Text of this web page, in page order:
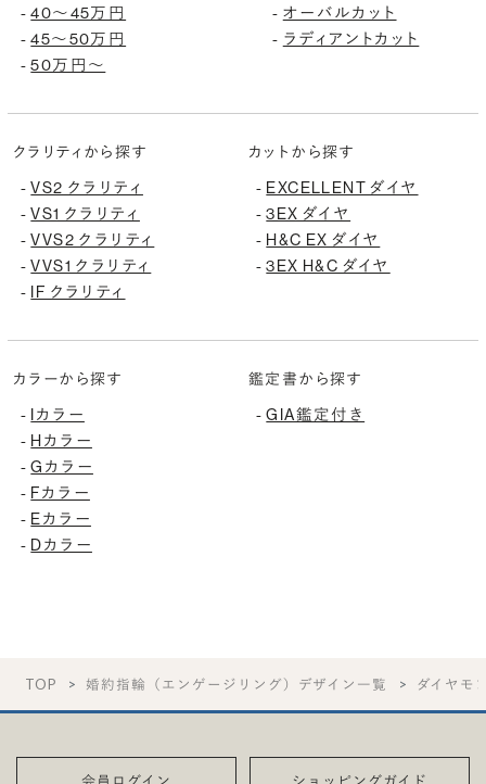
-40〜45万円
-45〜50万円
-50万円〜
- オーバルカット
- ラディアントカット
クラリティから探す
-VS2 クラリティ
-VS1 クラリティ
-VVS2 クラリティ
-VVS1 クラリティ
- IF クラリティ
カットから探す
- EXCELLENT ダイヤ
-3EX ダイヤ
- H&C EX ダイヤ
-3EX H&C ダイヤ
カラーから探す
- Iカラー
- Hカラー
-Gカラー
- Fカラー
- Eカラー
- Dカラー
鑑定書から探す
-GIA鑑定付き
TOP 婚約指輪（エンゲージリング）デザイン一覧 ダイヤモ